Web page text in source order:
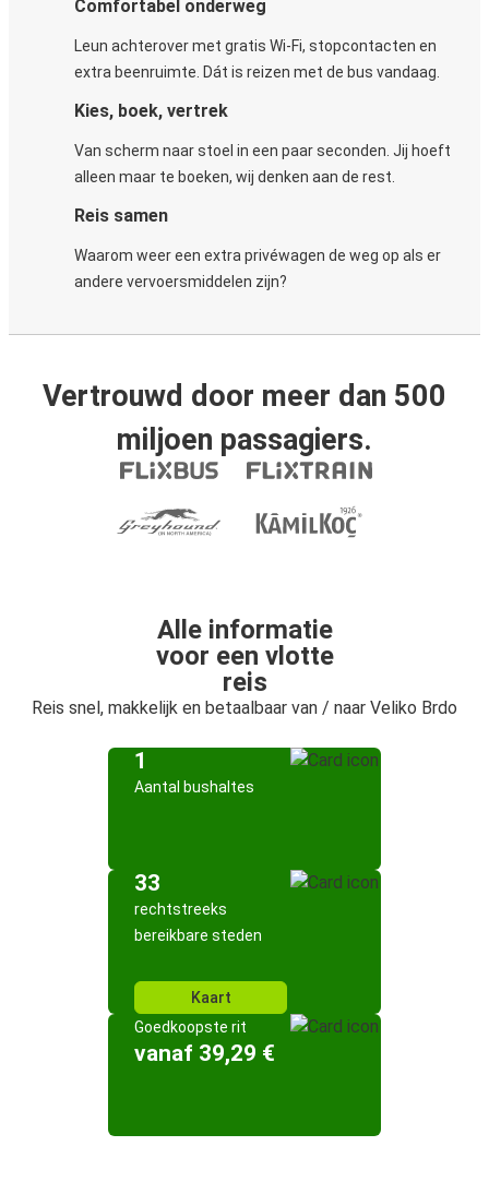
Comfortabel onderweg
Leun achterover met gratis Wi-Fi, stopcontacten en
extra beenruimte. Dát is reizen met de bus vandaag.
Kies, boek, vertrek
Van scherm naar stoel in een paar seconden. Jij hoeft
alleen maar te boeken, wij denken aan de rest.
Reis samen
Waarom weer een extra privéwagen de weg op als er
andere vervoersmiddelen zijn?
Vertrouwd door meer dan 500
miljoen passagiers.
Alle informatie
voor een vlotte
reis
Reis snel, makkelijk en betaalbaar van / naar Veliko Brdo
1
Aantal bushaltes
33
rechtstreeks
bereikbare steden
Kaart
Goedkoopste rit
vanaf 39,29 €